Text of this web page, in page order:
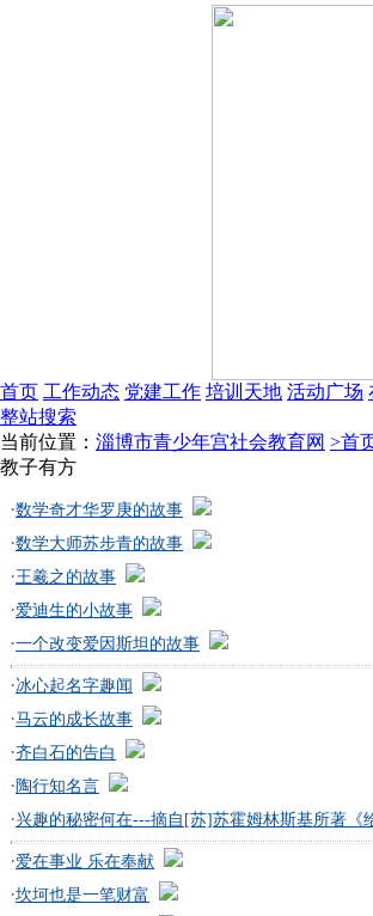
首页 工作动态 党建工作 培训天地 活动广场
整站搜索
当前位置： 淄博市青少年宫社会教育网 >首
教子有方
·数学奇才华罗庚的故事
·数学大师苏步青的故事
·王羲之的故事
·爱迪生的小故事
·一个改变爱因斯坦的故事
·冰心起名字趣闻
·马云的成长故事
·齐白石的告白
· 陶行知名言
·兴趣的秘密何在---摘自[苏]苏霍姆林斯基所著《
·爱在事业 乐在奉献
·坎坷也是一笔财富